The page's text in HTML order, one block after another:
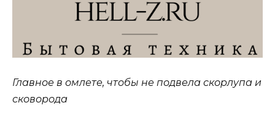
Главное в омлете, чтобы не подвела скорлупа и
сковорода